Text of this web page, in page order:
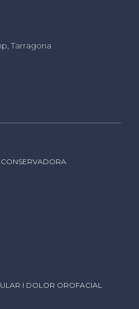
Tarragona
I DOLOR OROFACIAL